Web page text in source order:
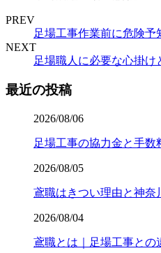
PREV
足場工事作業前に危険予
NEXT
足場職人に必要な心掛け
最近の投稿
2026/08/06
足場工事の協力金と手
2026/08/05
鳶職はきつい理由と神奈
2026/08/04
鳶職とは｜足場工事との